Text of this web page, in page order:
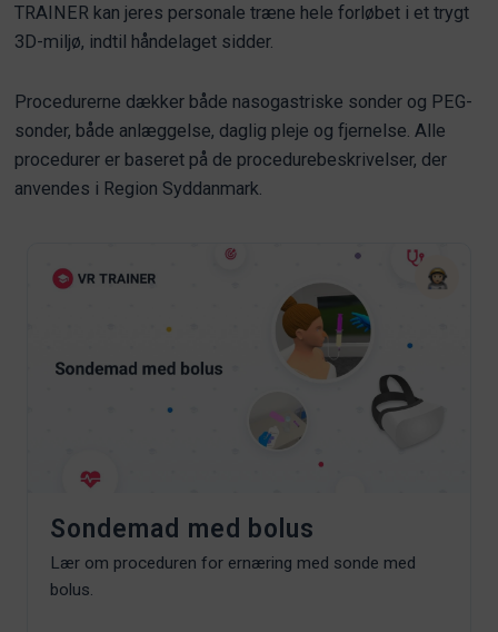
TRAINER kan jeres personale træne hele forløbet i et trygt
3D-miljø, indtil håndelaget sidder.
Procedurerne dækker både nasogastriske sonder og PEG-
sonder, både anlæggelse, daglig pleje og fjernelse. Alle
procedurer er baseret på de procedurebeskrivelser, der
anvendes i Region Syddanmark.
Sondemad med bolus
Lær om proceduren for ernæring med sonde med
bolus.